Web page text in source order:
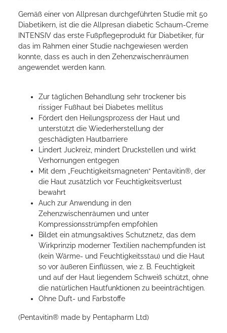
Gemäß einer von Allpresan durchgeführten Studie mit 50
Diabetikern, ist die die Allpresan diabetic Schaum-Creme
INTENSIV das erste Fußpflegeprodukt für Diabetiker, für
das im Rahmen einer Studie nachgewiesen werden
konnte, dass es auch in den Zehenzwischenräumen
angewendet werden kann.
Zur täglichen Behandlung sehr trockener bis
rissiger Fußhaut bei Diabetes mellitus
Fördert den Heilungsprozess der Haut und
unterstützt die Wiederherstellung der
geschädigten Hautbarriere
Lindert Juckreiz, mindert Druckstellen und wirkt
Verhornungen entgegen
Mit dem „Feuchtigkeitsmagneten“ Pentavitin®, der
die Haut zusätzlich vor Feuchtigkeitsverlust
bewahrt
Auch zur Anwendung in den
Zehenzwischenräumen und unter
Kompressionsstrümpfen empfohlen
Bildet ein atmungsaktives Schutznetz, das dem
Wirkprinzip moderner Textilien nachempfunden ist
(kein Wärme- und Feuchtigkeitsstau) und die Haut
so vor äußeren Einflüssen, wie z. B. Feuchtigkeit
und auf der Haut liegendem Schweiß schützt, ohne
die natürlichen Hautfunktionen zu beeinträchtigen.
Ohne Duft- und Farbstoffe
(Pentavitin® made by Pentapharm Ltd)